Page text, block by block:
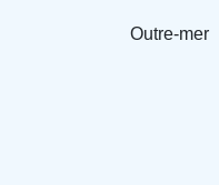
Outre-mer